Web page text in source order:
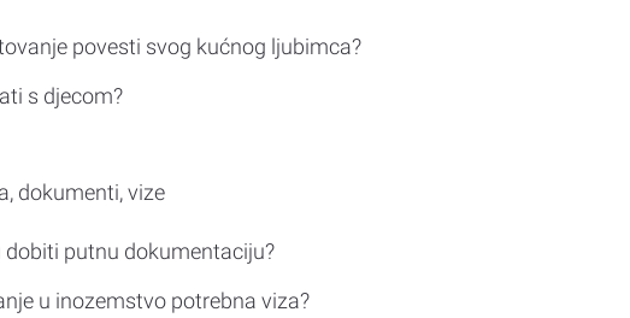
povesti svog kućnog ljubimca?
s djecom?
dokumenti, vize
dobiti putnu dokumentaciju?
u inozemstvo potrebna viza?